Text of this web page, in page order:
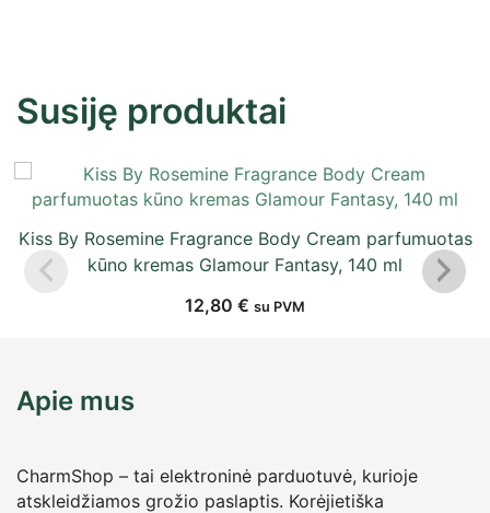
Susiję produktai
Kiss By Rosemine Fragrance Body Cream parfumuotas
kūno kremas Glamour Fantasy, 140 ml
12,80 € su PVM
Apie mus
CharmShop – tai elektroninė parduotuvė, kurioje
atskleidžiamos grožio paslaptis. Korėjietiška